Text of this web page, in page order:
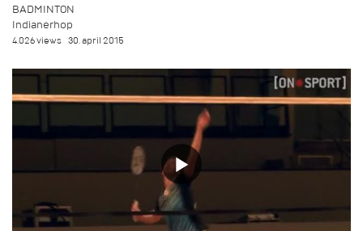
BADMINTON
Indianerhop
4.026 views 30. april 2015